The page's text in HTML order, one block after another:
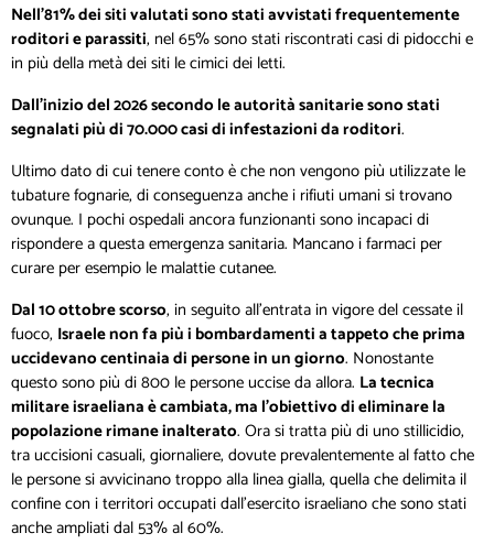
Nell’81% dei siti valutati sono stati avvistati frequentemente
roditori e parassiti, nel 65% sono stati riscontrati casi di pidocchi e
in più della metà dei siti le cimici dei letti.
Dall’inizio del 2026 secondo le autorità sanitarie sono stati
segnalati più di 70.000 casi di infestazioni da roditori.
Ultimo dato di cui tenere conto è che non vengono più utilizzate le
tubature fognarie, di conseguenza anche i rifiuti umani si trovano
ovunque. I pochi ospedali ancora funzionanti sono incapaci di
rispondere a questa emergenza sanitaria. Mancano i farmaci per
curare per esempio le malattie cutanee.
Dal 10 ottobre scorso, in seguito all’entrata in vigore del cessate il
fuoco, Israele non fa più i bombardamenti a tappeto che prima
uccidevano centinaia di persone in un giorno. Nonostante
questo sono più di 800 le persone uccise da allora. La tecnica
militare israeliana è cambiata, ma l’obiettivo di eliminare la
popolazione rimane inalterato. Ora si tratta più di uno stillicidio,
tra uccisioni casuali, giornaliere, dovute prevalentemente al fatto che
le persone si avvicinano troppo alla linea gialla, quella che delimita il
confine con i territori occupati dall’esercito israeliano che sono stati
anche ampliati dal 53% al 60%.